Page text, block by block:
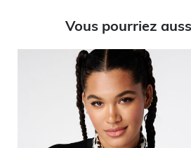
Vous pourriez